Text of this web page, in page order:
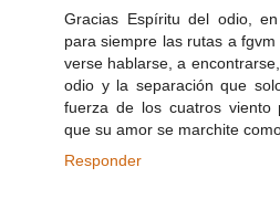
Gracias Espíritu del odio,
para siempre las rutas a
verse hablarse, a
odio y la separación que
fuerza de los cuatros
que su amor se marchite
Responder